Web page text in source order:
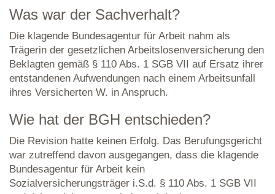
Was war der Sachverhalt?
Die klagende Bundesagentur für Arbeit nahm als
Trägerin der gesetzlichen Arbeitslosenversicherung den
Beklagten gemäß § 110 Abs. 1 SGB VII auf Ersatz ihrer
entstandenen Aufwendungen nach einem Arbeitsunfall
ihres Versicherten W. in Anspruch.
Wie hat der BGH entschieden?
Die Revision hatte keinen Erfolg. Das Berufungsgericht
war zutreffend davon ausgegangen, dass die klagende
Bundesagentur für Arbeit kein
Sozialversicherungsträger i.S.d. § 110 Abs. 1 SGB VII